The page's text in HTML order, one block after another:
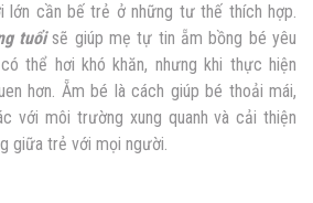
lớn cần bế trẻ ở những tư thế thích hợp.
tuổi sẽ giúp mẹ tự tin ẵm bồng bé yêu
thể hơi khó khăn, nhưng khi thực hiện
hơn. Ẵm bé là cách giúp bé thoải mái,
với môi trường xung quanh và cải thiện
giữa trẻ với mọi người.